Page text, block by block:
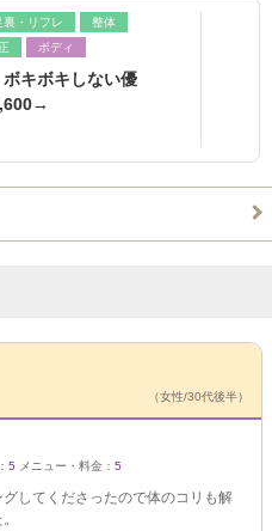
裏・リフレ
整体
ボディ
ボキボキしない優
（女性/30代後半）
5 メニュー・料金： 5
してくださったので体のコリも解